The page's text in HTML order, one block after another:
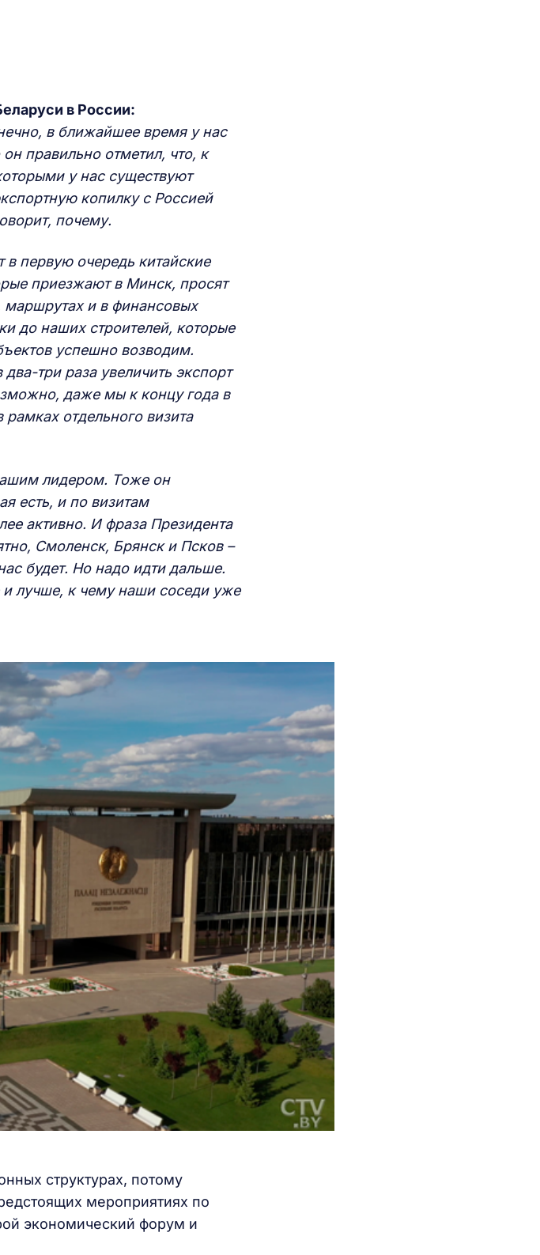
в России:
в ближайшее время у нас
правильно отметил, что, к
у нас существуют
копилку с Россией
почему.
в первую очередь китайские
приезжают в Минск, просят
маршрутах и в финансовых
до наших строителей, которые
успешно возводим.
три раза увеличить экспорт
даже мы к концу года в
отдельного визита
лидером. Тоже он
есть, и по визитам
активно. И фраза Президента
Смоленск, Брянск и Псков –
будет. Но надо идти дальше.
лучше, к чему наши соседи уже
структурах, потому
мероприятиях по
экономический форум и